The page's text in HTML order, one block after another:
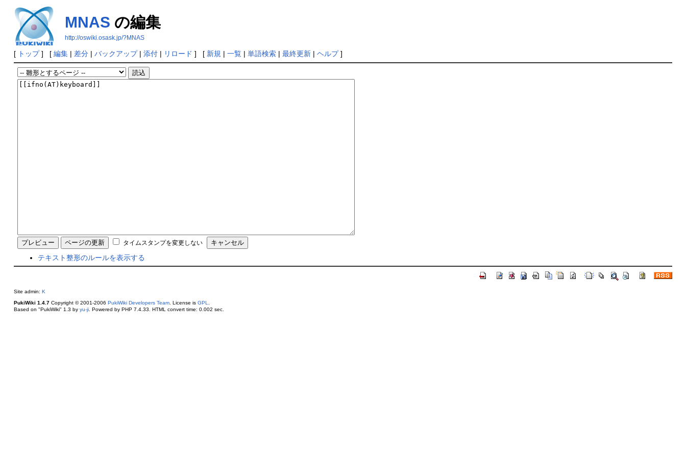
MNAS の編集
http://oswiki.osask.jp/?MNAS
[ トップ] [ 編集| 差分| バックアップ| 添付| リロード ] [ 新規 | 一覧| 単語検索| 最終更新| ヘルプ]
タイムスタンプを変更しない
テキスト整形のルールを表示する
Site admin: K
PukiWiki 1.4.7Copyright © 2001-2006 PukiWiki Developers Team. License is GPL
Based on "PukiWiki" 1.3 by yu-ji. Powered by PHP 7.4.33. HTML convert time: 0.002 sec.